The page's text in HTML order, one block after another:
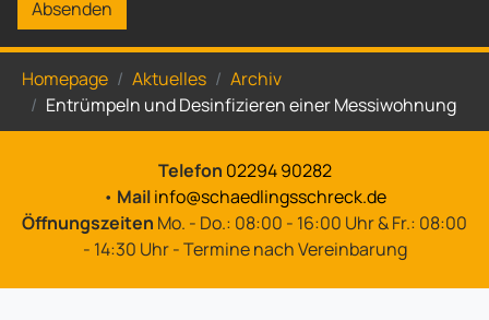
Absenden
Homepage Aktuelles
Archiv
Entrümpeln und Desinfizieren einer Messiwohnung
Telefon 02294 90282
• Mailinfo@schaedlingsschreck.de
Öffnungszeiten Mo. - Do.: 08:00 - 16:00 Uhr & Fr.: 08:00
- 14:30 Uhr - Termine nach Vereinbarung